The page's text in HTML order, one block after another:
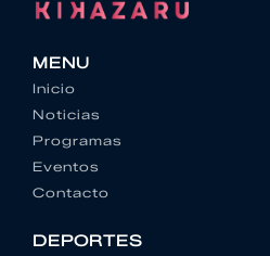
MENU
Inicio
Noticias
Programas
Eventos
Contacto
DEPORTES